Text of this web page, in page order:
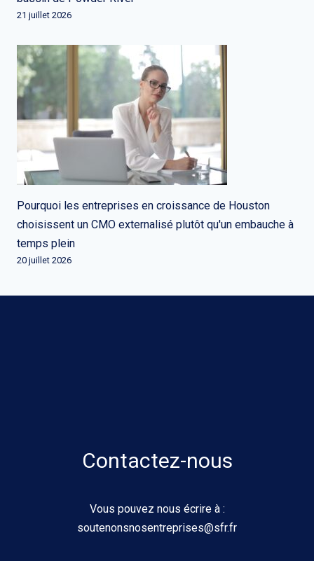
21 juillet 2026
Pourquoi les entreprises en croissance de Houston
choisissent un CMO externalisé plutôt qu'un embauche à
temps plein
20 juillet 2026
Contactez-nous
Vous pouvez nous écrire à :
soutenonsnosentreprises@sfr.fr